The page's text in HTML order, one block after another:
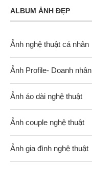
ALBUM ẢNH ĐẸP
Ảnh nghệ thuật cá nhân
Ảnh Profile- Doanh nhân
Ảnh áo dài nghệ thuật
Ảnh couple nghệ thuật
Ảnh gia đình nghệ thuật